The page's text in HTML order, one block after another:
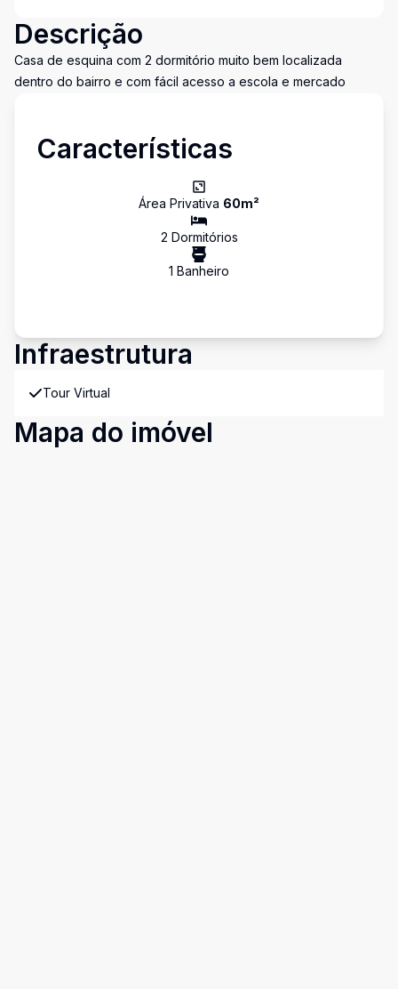
Descrição
Casa de esquina com 2 dormitório muito bem localizada
dentro do bairro e com fácil acesso a escola e mercado
Características
Área Privativa 60m²
2 Dormitórios
1 Banheiro
Infraestrutura
Tour Virtual
Mapa do imóvel